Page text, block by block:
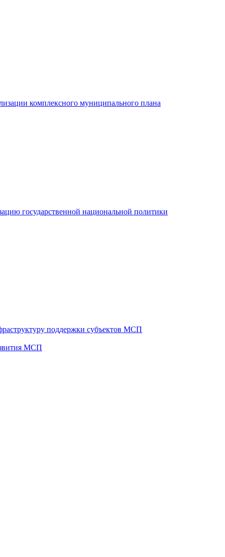
комплексного муниципального плана
государственной национальной политики
поддержки субъектов МСП
МСП